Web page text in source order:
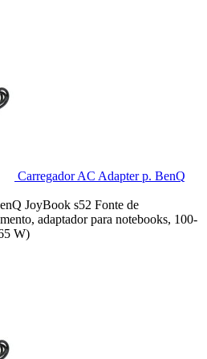
Carregador AC Adapter p. BenQ
JoyBook s52 Fonte de
adaptador para notebooks, 100-
W)